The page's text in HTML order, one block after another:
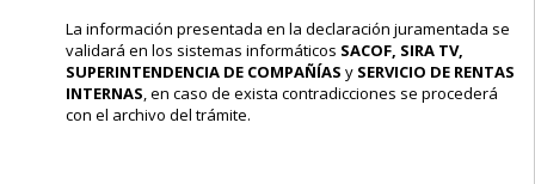
La información presentada en la declaración juramentada se
validará en los sistemas informáticos SACOF, SIRA TV,
SUPERINTENDENCIA DE COMPAÑÍAS y SERVICIO DE RENTAS
INTERNAS, en caso de exista contradicciones se procederá
con el archivo del trámite.